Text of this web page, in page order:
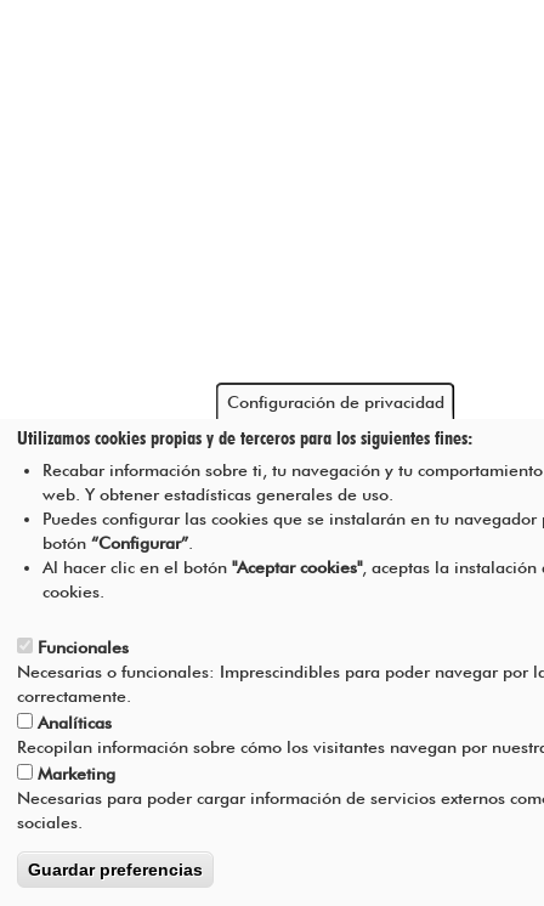
Configuración de privacidad
Utilizamos cookies propias y de terceros para los siguientes fines:
Recabar información sobre ti, tu navegación y tu
web. Y obtener estadísticas generales de uso.
Puedes configurar las cookies que se instalarán en tu navegador
botón “Configurar”.
Al hacer clic en el botón "Aceptar cookies", aceptas la instalación
cookies.
Funcionales
Necesarias o funcionales: Imprescindibles para poder navegar por
correctamente.
Analíticas
Recopilan información sobre cómo los visitantes navegan por
Marketing
Necesarias para poder cargar información de servicios externos
sociales.
Guardar preferencias